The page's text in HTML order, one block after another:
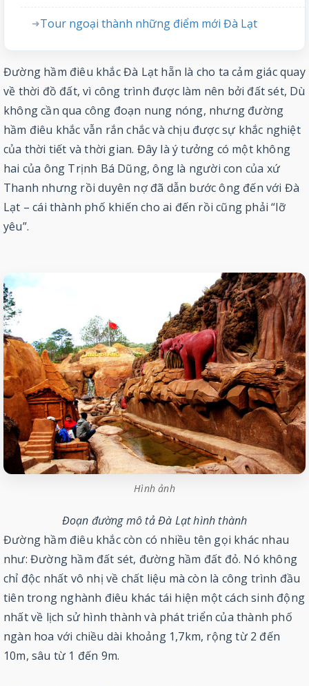
➜Tour ngoại thành những điểm mới Đà Lạt
Đường hầm điêu khắc Đà Lạt hẵn là cho ta cảm giác quay
về thời đồ đất, vì công trình được làm nên bởi đất sét, Dù
không cần qua công đoạn nung nóng, nhưng đường
hầm điêu khắc vẫn rắn chắc và chịu được sự khắc nghiệt
của thời tiết và thời gian. Đây là ý tưởng có một không
hai của ông Trịnh Bá Dũng, ông là người con của xứ
Thanh nhưng rồi duyên nợ đã dẫn bước ông đến với Đà
Lạt – cái thành phố khiến cho ai đến rồi cũng phải “lỡ
yêu”.
Hình ảnh
Đoạn đường mô tả Đà Lạt hình thành
Đường hầm điêu khắc còn có nhiều tên gọi khác nhau
như: Đường hầm đất sét, đường hầm đất đỏ. Nó không
chỉ độc nhất vô nhị về chất liệu mà còn là công trình đầu
tiên trong nghành điêu khác tái hiện một cách sinh động
nhất về lịch sử hình thành và phát triển của thành phố
ngàn hoa với chiều dài khoảng 1,7km, rộng từ 2 đến
10m, sâu từ 1 đến 9m.